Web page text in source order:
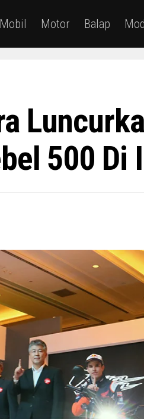
Mobil Motor Balap
500 Di